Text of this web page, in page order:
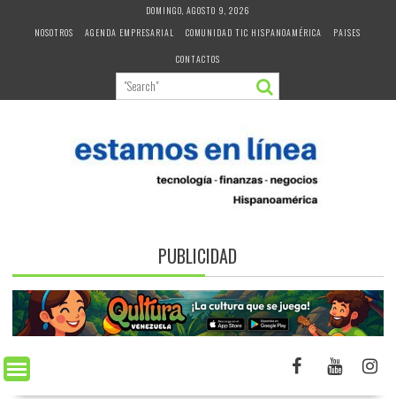
DOMINGO, AGOSTO 9, 2026
NOSOTROS
AGENDA EMPRESARIAL COMUNIDAD TIC HISPANOAMÉRICA
PAISES
CONTACTOS
PUBLICIDAD